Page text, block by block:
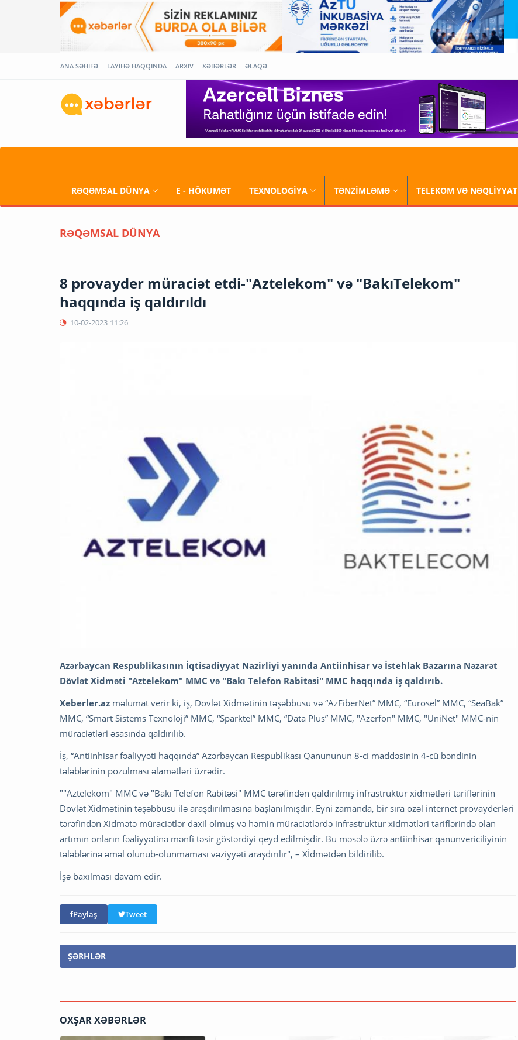
ANA SƏHİFƏ LAYİHƏ HAQQINDA ARXİV XƏBƏRLƏR ƏLAQƏ
RƏQƏMSAL DÜNYA E - HÖKUMƏT TEXNOLOGİYA TƏNZİMLƏMƏ TELEKOM VƏ NƏQLİYYAT
RƏQƏMSAL DÜNYA
8 provayder müraciət etdi-"Aztelekom" və "BakıTelekom"
haqqında iş qaldırıldı
10-02-2023 11:26
Azərbaycan Respublikasının İqtisadiyyat Nazirliyi yanında Antiinhisar və İstehlak Bazarına Nəzarət
Dövlət Xidməti "Aztelekom" MMC və "Bakı Telefon Rabitəsi" MMC haqqında iş qaldırıb.
Xeberler.az məlumat verir ki, iş, Dövlət Xidmətinin təşəbbüsü və “AzFiberNet” MMC, “Eurosel” MMC, “SeaBak”
MMC, “Smart Sistems Texnoloji” MMC, “Sparktel” MMC, “Data Plus” MMC, "Azerfon" MMC, "UniNet" MMC-nin
müraciətləri əsasında qaldırılıb.
İş, “Antiinhisar fəaliyyəti haqqında” Azərbaycan Respublikası Qanununun 8-ci maddəsinin 4-cü bəndinin
tələblərinin pozulması əlamətləri üzrədir.
""Aztelekom" MMC və "Bakı Telefon Rabitəsi" MMC tərəfindən qaldırılmış infrastruktur xidmətləri tariflərinin
Dövlət Xidmətinin təşəbbüsü ilə araşdırılmasına başlanılmışdır. Eyni zamanda, bir sıra özəl internet provayderləri
tərəfindən Xidmətə müraciətlər daxil olmuş və həmin müraciətlərdə infrastruktur xidmətləri tariflərində olan
artımın onların fəaliyyətinə mənfi təsir göstərdiyi qeyd edilmişdir. Bu məsələ üzrə antiinhisar qanunvericiliyinin
tələblərinə əməl olunub-olunmaması vəziyyəti araşdırılır", – Xİdmətdən bildirilib.
İşə baxılması davam edir.
Paylaş Tweet
ŞƏRHLƏR
OXŞAR XƏBƏRLƏR